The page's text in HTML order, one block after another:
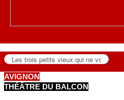
AVIGNON
THÉÂTRE DU BALCON